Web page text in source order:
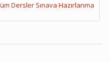
Dersler Sınava Hazırlanma